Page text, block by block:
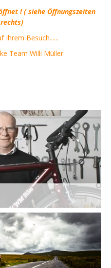
! ( siehe Öffnungszeiten
Ihrem Besuch......
Willi Müller
wir individuelle und
zufrieden, wenn Sie zufrieden
Wert auf:
Individuelle